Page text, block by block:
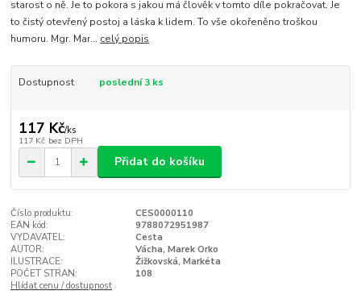
starost o ně. Je to pokora s jakou má člověk v tomto díle pokračovat. Je
to čistý otevřený postoj a láska k lidem. To vše okořeněno troškou
humoru. Mgr. Mar... celý popis
Dostupnost poslední 3 ks
117 Kč/ks
117 Kč bez DPH
Přidat do košíku
Číslo produktu:
CES0000110
EAN kód:
9788072951987
VYDAVATEL:
Cesta
AUTOR:
Vácha, Marek Orko
ILUSTRACE:
Žižkovská, Markéta
POČET STRAN:
108
Hlídat cenu / dostupnost